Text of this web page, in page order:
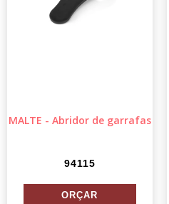
MALTE - Abridor de garrafas
94115